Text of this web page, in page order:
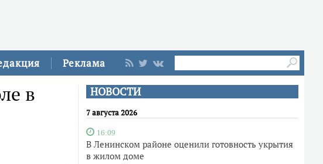
Реклама
НОВОСТИ
7 августа 2026
16:09
В Ленинском районе оценили готовность укрытия
в жилом доме
в